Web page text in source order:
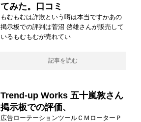
てみた。口コミ
もむもむは詐欺という噂は本当ですかあの
掲示板での評判は菅沼 啓雄さんが販売して
いるもむもむが売れてい
記事を読む
Trend-up Works 五十嵐敦さん
掲示板での評価、
広告ローテーションツールＣＭローターＰ